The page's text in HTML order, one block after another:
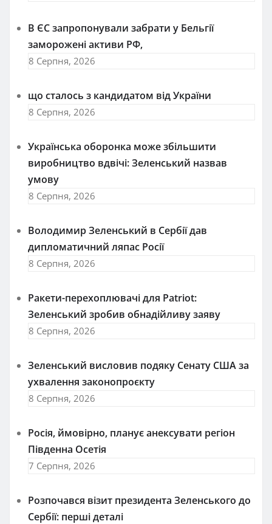
В ЄС запропонували забрати у Бельгії
заморожені активи РФ,
8 Серпня, 2026
що сталось з кандидатом від України
8 Серпня, 2026
Українська оборонка може збільшити
виробництво вдвічі: Зеленський назвав
умову
8 Серпня, 2026
Володимир Зеленський в Сербії дав
дипломатичний ляпас Росії
8 Серпня, 2026
Ракети-перехоплювачі для Patriot:
Зеленський зробив обнадійливу заяву
8 Серпня, 2026
Зеленський висловив подяку Сенату США за
ухвалення законопроєкту
8 Серпня, 2026
Росія, ймовірно, планує анексувати регіон
Південна Осетія
7 Серпня, 2026
Розпочався візит президента Зеленського до
Сербії: перші деталі